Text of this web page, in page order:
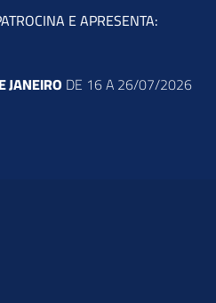
E APRESENTA:
JANEIRO DE 16 A 26/07/2026